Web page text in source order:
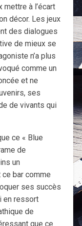
à l’écart
décor. Les jeux
des dialogues
de mieux se
n’a plus
comme un
et ne
ses
de vivants qui
ce « Blue
de
un
ce bar comme
ses succès
en ressort
de
que ce